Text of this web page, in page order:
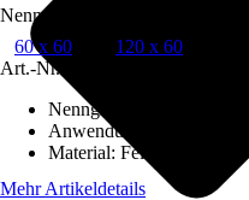
Nenngröße in cm
60 x 60
120 x 60
Art.-Nr.
Nenngröße in cm
Anwendungsbereich
Material: Feinsteinzeug
Mehr Artikeldetails